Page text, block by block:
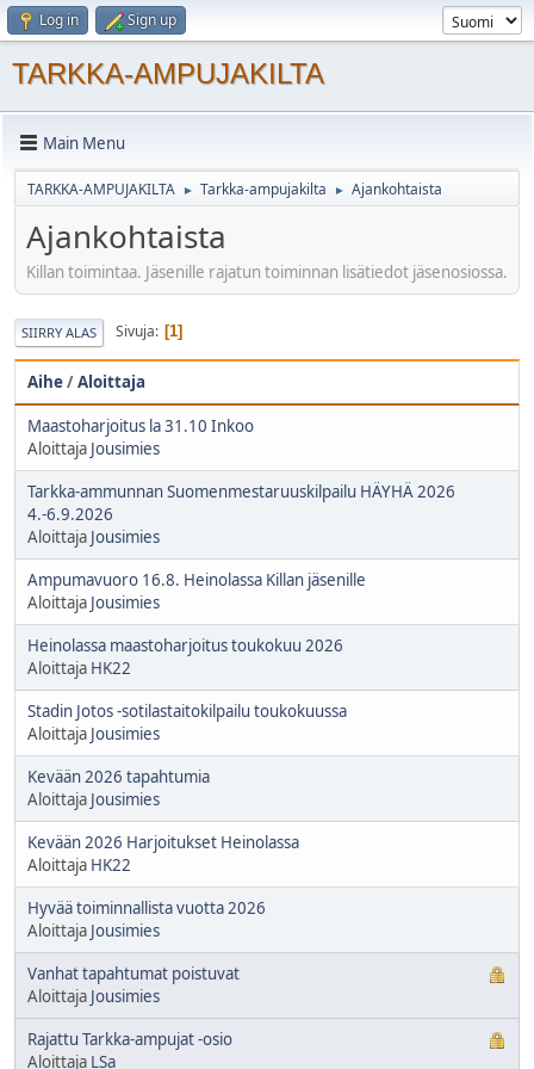
Log in Sign up
TARKKA-AMPUJAKILTA
Main Menu
TARKKA-AMPUJAKILTA ► Tarkka-ampujakilta ► Ajankohtaista
Ajankohtaista
Killan toimintaa. Jäsenille rajatun toiminnan lisätiedot jäsenosiossa.
SIIRRY ALAS Sivuja 1
Aihe/Aloittaja
Maastoharjoitus la 31.10 Inkoo
Aloittaja Jousimies
Tarkka-ammunnan Suomenmestaruuskilpailu HÄYHÄ 2026
4.-6.9.2026
Aloittaja Jousimies
Ampumavuoro 16.8. Heinolassa Killan jäsenille
Aloittaja Jousimies
Heinolassa maastoharjoitus toukokuu 2026
Aloittaja HK22
Stadin Jotos -sotilastaitokilpailu toukokuussa
Aloittaja Jousimies
Kevään 2026 tapahtumia
Aloittaja Jousimies
Kevään 2026 Harjoitukset Heinolassa
Aloittaja HK22
Hyvää toiminnallista vuotta 2026
Aloittaja Jousimies
Vanhat tapahtumat poistuvat
Aloittaja Jousimies
Rajattu Tarkka-ampujat -osio
Aloittaja LSa